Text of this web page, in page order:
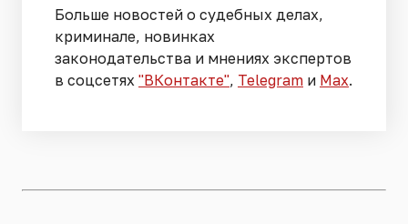
Больше новостей о судебных делах,
криминале, новинках
законодательства и мнениях экспертов
в соцсетях "ВКонтакте", Telegram и Max.